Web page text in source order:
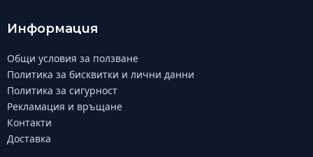
Информация
Общи условия за ползване
Политика за бисквитки и лични данни
Политика за сигурност
Рекламация и връщане
Контакти
Доставка